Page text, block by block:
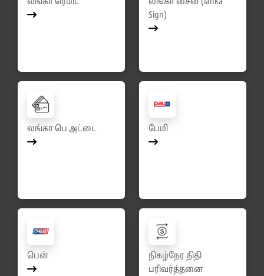
Sign)
லங்கா பெ அட்டை பேமி
பென்
நிகழ்நேர நிதி
பரிவர்த்தனை